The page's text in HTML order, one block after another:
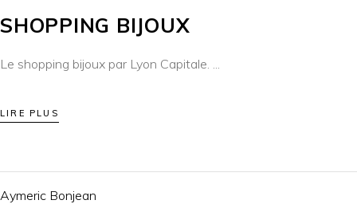
SHOPPING BIJOUX
Le shopping bijoux par Lyon Capitale.
LIRE PLUS
Aymeric Bonjean